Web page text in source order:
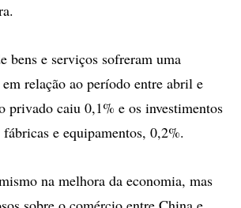
bens e serviços sofreram uma
relação ao período entre abril e
privado caiu 0,1% e os investimentos
fábricas e equipamentos, 0,2%.
na melhora da economia, mas